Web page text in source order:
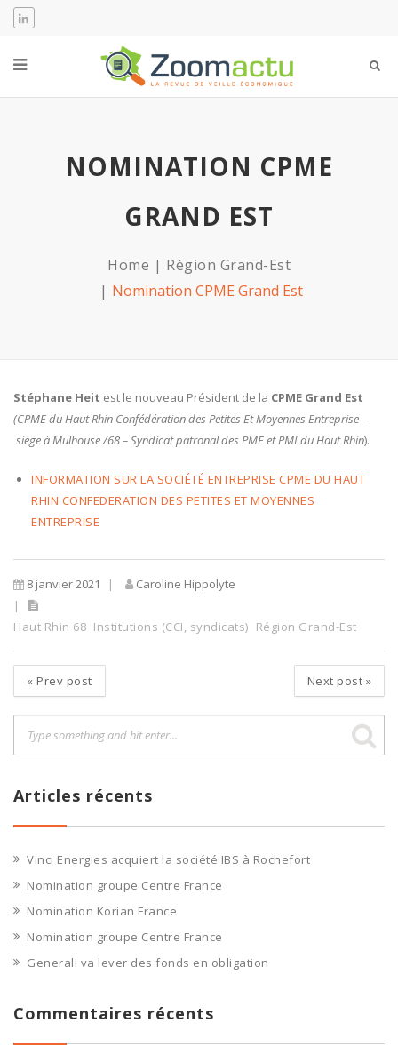
NOMINATION CPME
GRAND EST
Home
Région Grand-Est
Nomination CPME Grand Est
Stéphane Heit est le nouveau Président de la CPME Grand Est
(CPME du Haut Rhin Confédération des Petites Et Moyennes Entreprise –
siège à Mulhouse /68 – Syndicat patronal des PME et PMI du Haut Rhin).
INFORMATION SUR LA SOCIÉTÉ ENTREPRISE CPME DU HAUT
RHIN CONFEDERATION DES PETITES ET MOYENNES
ENTREPRISE
8 janvier 2021 Caroline Hippolyte
Haut Rhin 68 Institutions (CCI, syndicats) Région Grand-Est
« Prev post Next post »
Articles récents
Vinci Energies acquiert la société IBS à Rochefort
Nomination groupe Centre France
Nomination Korian France
Nomination groupe Centre France
Generali va lever des fonds en obligation
Commentaires récents